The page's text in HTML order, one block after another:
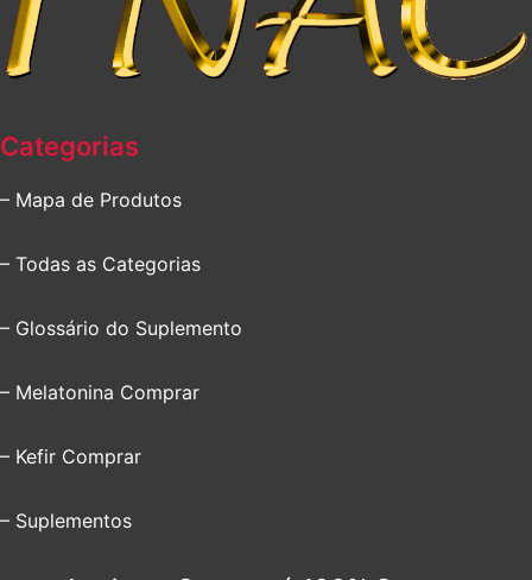
Categorias
– Mapa de Produtos
– Todas as Categorias
– Glossário do Suplemento
– Melatonina Comprar
– Kefir Comprar
– Suplementos